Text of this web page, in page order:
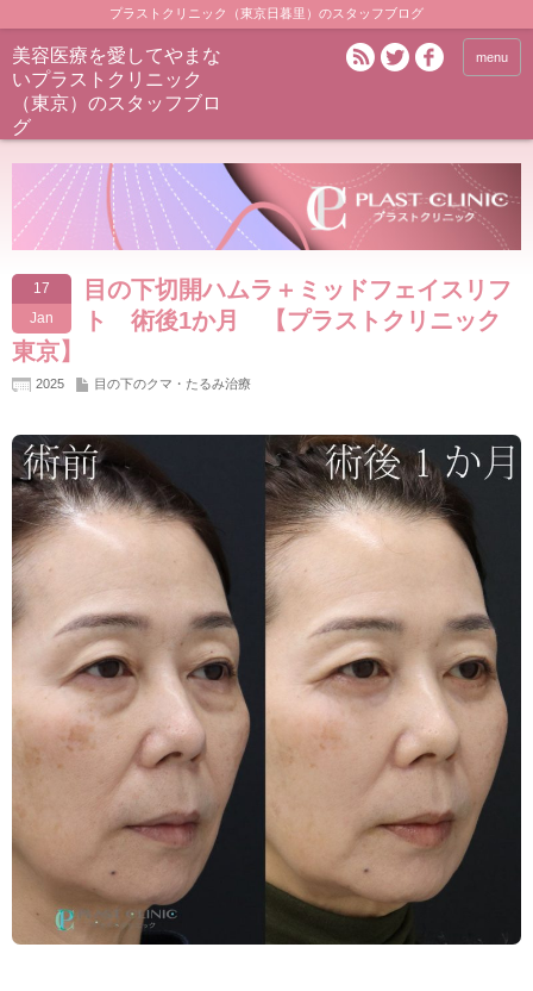
プラストクリニック（東京日暮里）のスタッフブログ
美容医療を愛してやまな
いプラストクリニック
（東京）のスタッフブロ
グ
menu
17
Jan
目の下切開ハムラ＋ミッドフェイスリフ
ト 術後1か月 【プラストクリニック
東京】
2025 目の下のクマ・たるみ治療